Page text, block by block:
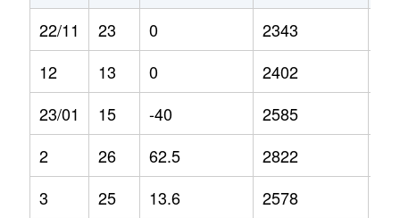
22/11
23 0 2343
12
13 0 2402
23/01
15 -40 2585
2
26 62.5 2822
3
25 13.6 2578